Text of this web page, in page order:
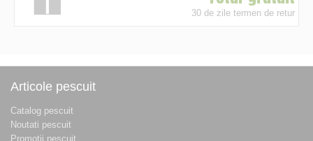
30 de zile termen de retur
Articole pescuit
Catalog pescuit
Noutati pescuit
Promotii pescuit